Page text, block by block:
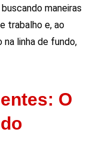
maneiras
trabalho e, ao
linha de fundo,
O